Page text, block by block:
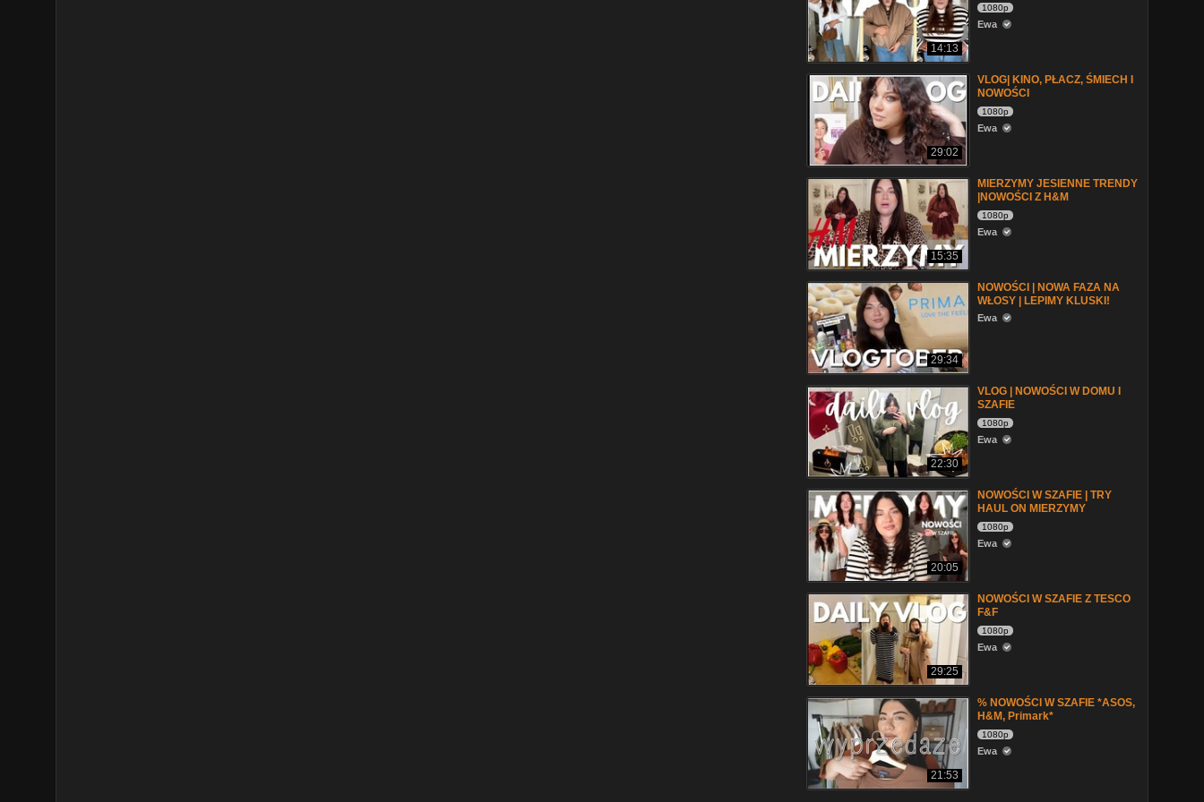
14:13
1080p
Ewa
29:02
VLOG| KINO, PŁACZ, ŚMIECH I
NOWOŚCI
1080p
Ewa
15:35
MIERZYMY JESIENNE TRENDY
|NOWOŚCI Z H&M
1080p
Ewa
29:34
NOWOŚCI | NOWA FAZA NA
WŁOSY | LEPIMY KLUSKI!
Ewa
22:30
VLOG | NOWOŚCI W DOMU I
SZAFIE
1080p
Ewa
20:05
NOWOŚCI W SZAFIE | TRY
HAUL ON MIERZYMY
1080p
Ewa
29:25
NOWOŚCI W SZAFIE Z TESCO
F&F
1080p
Ewa
21:53
% NOWOŚCI W SZAFIE *ASOS,
H&M, Primark*
1080p
Ewa